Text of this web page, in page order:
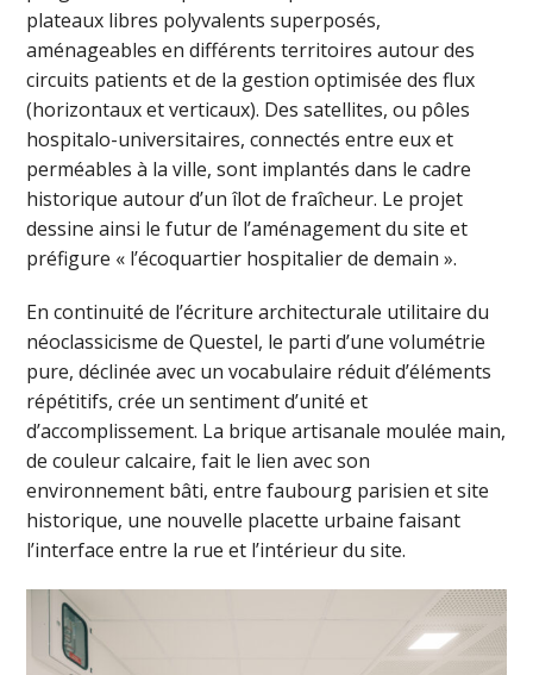
plateaux libres polyvalents superposés,
aménageables en différents territoires autour des
circuits patients et de la gestion optimisée des flux
(horizontaux et verticaux). Des satellites, ou pôles
hospitalo-universitaires, connectés entre eux et
perméables à la ville, sont implantés dans le cadre
historique autour d’un îlot de fraîcheur. Le projet
dessine ainsi le futur de l’aménagement du site et
préfigure « l’écoquartier hospitalier de demain ».
En continuité de l’écriture architecturale utilitaire du
néoclassicisme de Questel, le parti d’une volumétrie
pure, déclinée avec un vocabulaire réduit d’éléments
répétitifs, crée un sentiment d’unité et
d’accomplissement. La brique artisanale moulée main,
de couleur calcaire, fait le lien avec son
environnement bâti, entre faubourg parisien et site
historique, une nouvelle placette urbaine faisant
l’interface entre la rue et l’intérieur du site.